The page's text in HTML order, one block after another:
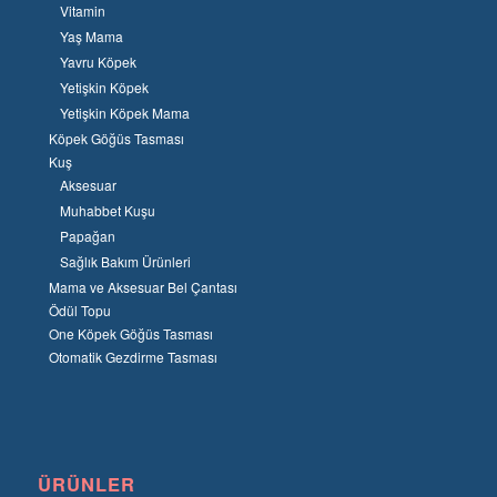
Vitamin
Yaş Mama
Yavru Köpek
Yetişkin Köpek
Yetişkin Köpek Mama
Köpek Göğüs Tasması
Kuş
Aksesuar
Muhabbet Kuşu
Papağan
Sağlık Bakım Ürünleri
Mama ve Aksesuar Bel Çantası
Ödül Topu
One Köpek Göğüs Tasması
Otomatik Gezdirme Tasması
ÜRÜNLER